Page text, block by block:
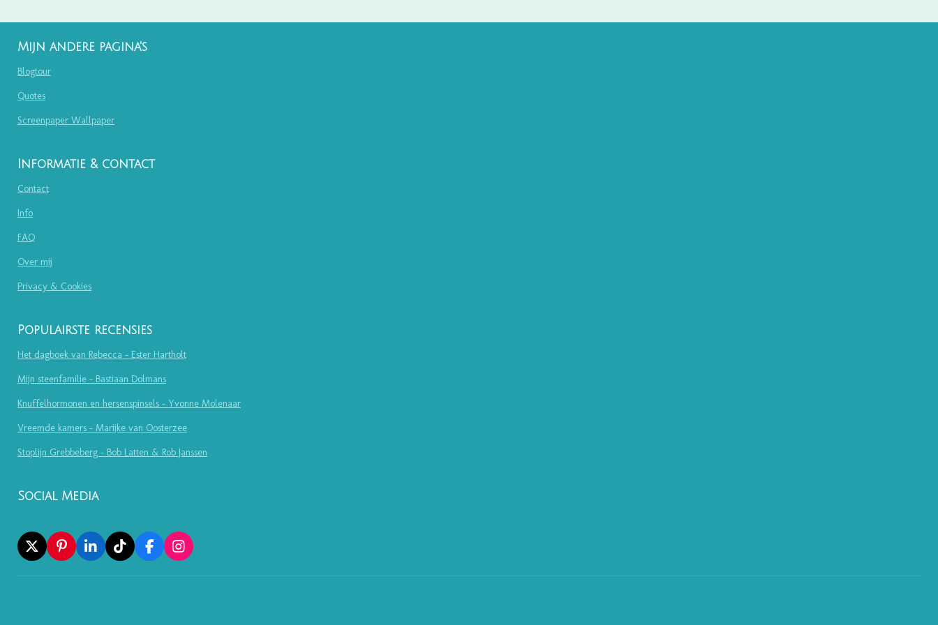
Mijn andere pagina's
Blogtour
Quotes
Screenpaper Wallpaper
Informatie & contact
Contact
Info
FAQ
Over mij
Privacy & Cookies
Populairste recensies
Het dagboek van Rebecca - Ester Hartholt
Mijn steenfamilie - Bastiaan Dolmans
Knuffelhormonen en hersenspinsels - Yvonne Molenaar
Vreemde kamers - Marijke van Oosterzee
Stoplijn Grebbeberg - Bob Latten & Rob Janssen
Social Media
X
P
I
N
L
I
N
T
I
K
F
A
C
I
N
S